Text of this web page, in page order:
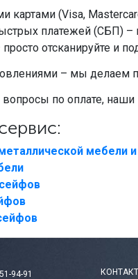
картами (Visa,
платежей (СБП) –
отсканируйте и
– мы делаем
вопросы по оплате,
мебели
94-91